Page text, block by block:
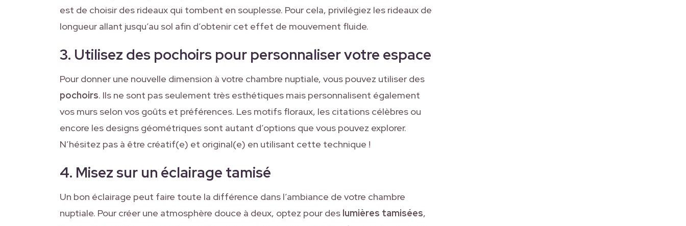
est de choisir des rideaux qui tombent en souplesse. Pour cela, privilégiez les rideaux de
longueur allant jusqu’au sol afin d’obtenir cet effet de mouvement fluide.
3. Utilisez des pochoirs pour personnaliser votre espace
Pour donner une nouvelle dimension à votre chambre nuptiale, vous pouvez utiliser des
pochoirs. Ils ne sont pas seulement très esthétiques mais personnalisent également
vos murs selon vos goûts et préférences. Les motifs floraux, les citations célèbres ou
encore les designs géométriques sont autant d’options que vous pouvez explorer.
N’hésitez pas à être créatif(e) et original(e) en utilisant cette technique !
4. Misez sur un éclairage tamisé
Un bon éclairage peut faire toute la différence dans l’ambiance de votre chambre
nuptiale. Pour créer une atmosphère douce à deux, optez pour des lumières tamisées,